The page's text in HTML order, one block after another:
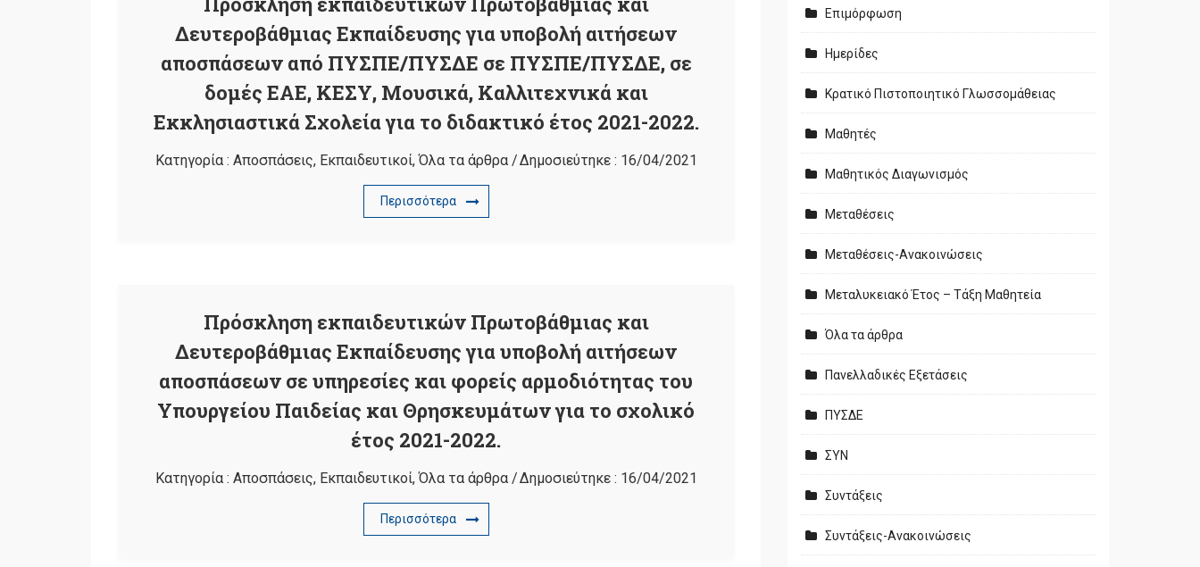
Δευτεροβάθμιας Εκπαίδευσης για υποβολή αιτήσεων
αποσπάσεων από ΠΥΣΠΕ/ΠΥΣΔΕ σε ΠΥΣΠΕ/ΠΥΣΔΕ, σε
δομές ΕΑΕ, ΚΕΣΥ, Μουσικά, Καλλιτεχνικά και
Εκκλησιαστικά Σχολεία για το διδακτικό έτος 2021-2022.
Κατηγορία : Αποσπάσεις, Εκπαιδευτικοί,Όλα τα άρθρα/Δημοσιεύτηκε : 16/04/2021
Περισσότερα
Πρόσκληση εκπαιδευτικών Πρωτοβάθμιας και
Δευτεροβάθμιας Εκπαίδευσης για υποβολή αιτήσεων
αποσπάσεων σε υπηρεσίες και φορείς αρμοδιότητας του
Υπουργείου Παιδείας και Θρησκευμάτων για το σχολικό
έτος 2021-2022.
Κατηγορία : Αποσπάσεις, Εκπαιδευτικοί,Όλα τα άρθρα/Δημοσιεύτηκε : 16/04/2021
Περισσότερα
Επιμόρφωση
Ημερίδες
Κρατικό Πιστοποιητικό Γλωσσομάθειας
Μαθητές
Μαθητικός Διαγωνισμός
Μεταθέσεις
Μεταθέσεις-Ανακοινώσεις
Μεταλυκειακό Έτος – Τάξη Μαθητεία
Όλα τα άρθρα
Πανελλαδικές Εξετάσεις
ΠΥΣΔΕ
ΣΥΝ
Συντάξεις
Συντάξεις-Ανακοινώσεις